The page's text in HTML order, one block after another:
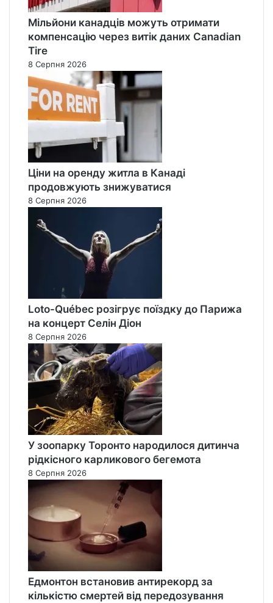
Мільйони канадців можуть отримати
компенсацію через витік даних Canadian
Tire
8 Серпня 2026
Ціни на оренду житла в Канаді
продовжують знижуватися
8 Серпня 2026
Loto-Québec розігрує поїздку до Парижа
на концерт Селін Діон
8 Серпня 2026
У зоопарку Торонто народилося дитинча
рідкісного карликового бегемота
8 Серпня 2026
Едмонтон встановив антирекорд за
кількістю смертей від передозування